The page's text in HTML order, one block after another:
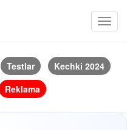
Testlar
Kechki 2024
Reklama